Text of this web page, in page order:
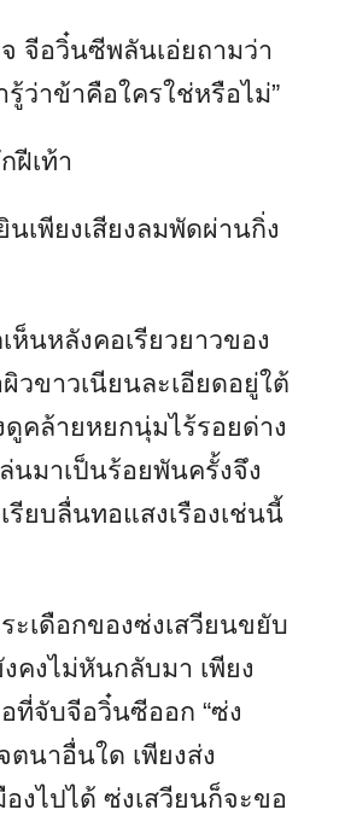
จีอวิ๋นซีพลันเอ่ยถามว่า
รู้ว่าข้าคือใครใช่หรือไม่”
ฝีเท้า
เพียงเสียงลมพัดผ่านกิ่ง
ห็นหลังคอเรียวยาวของ
วขาวเนียนละเอียดอยู่ใต้
คล้ายหยกนุ่มไร้รอยด่าง
นมาเป็นร้อยพันครั้งจึง
รียบลื่นทอแสงเรืองเช่นนี้
ะเดือกของซ่งเสวียนขยับ
คงไม่หันกลับมา เพียง
ที่จับจีอวิ๋นซีออก “ซ่ง
ตนาอื่นใด เพียงส่ง
งไปได้ ซ่งเสวียนก็จะขอ